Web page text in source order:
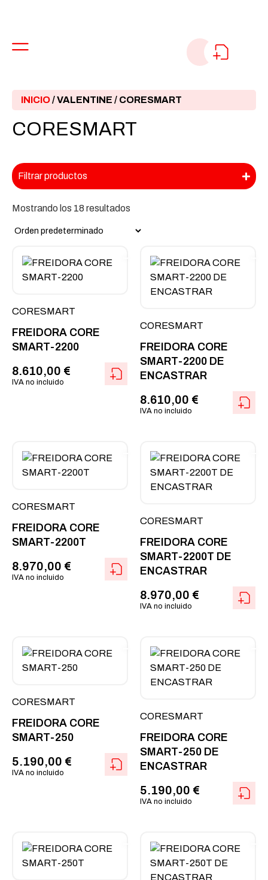
INICIO/VALENTINE / CORESMART
CORESMART
Filtrar productos
Mostrando los 18 resultados
CORESMART
FREIDORA CORE
SMART-2200
8.610,00 €
IVA no incluido
CORESMART
FREIDORA CORE
SMART-2200 DE
ENCASTRAR
8.610,00 €
IVA no incluido
CORESMART
FREIDORA CORE
SMART-2200T
8.970,00 €
IVA no incluido
CORESMART
FREIDORA CORE
SMART-2200T DE
ENCASTRAR
8.970,00 €
IVA no incluido
CORESMART
FREIDORA CORE
SMART-250
5.190,00 €
IVA no incluido
CORESMART
FREIDORA CORE
SMART-250 DE
ENCASTRAR
5.190,00 €
IVA no incluido